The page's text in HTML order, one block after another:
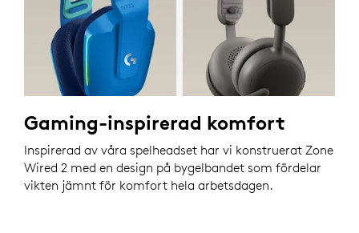
Gaming-inspirerad komfort
Inspirerad av våra spelheadset har vi konstruerat Zone
Wired 2 med en design på bygelbandet som fördelar
vikten jämnt för komfort hela arbetsdagen.